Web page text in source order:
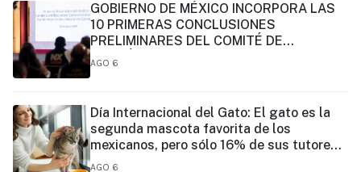
GOBIERNO DE MÉXICO INCORPORA LAS
10 PRIMERAS CONCLUSIONES
PRELIMINARES DEL COMITÉ DE
CIENTÍFICOS Y ESPECIALISTAS PARA EL
PRESIDENTA CLAUDIA SHEINBAUM
AGO 6
Día Internacional del Gato: El gato es la
segunda mascota favorita de los
mexicanos, pero sólo 16% de sus tutores
prioriza su vacunación
AGO 6